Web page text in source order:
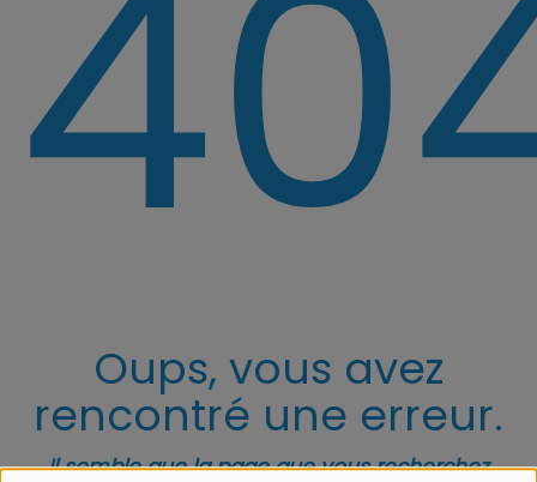
Oups, vous avez
rencontré une erreur.
Il semble que la page que vous recherchez